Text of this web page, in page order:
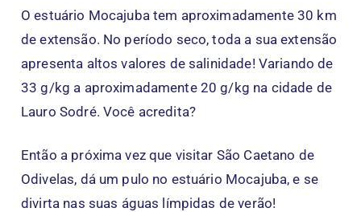
O estuário Mocajuba tem aproximadamente 30 km
de extensão. No período seco, toda a sua extensão
apresenta altos valores de salinidade! Variando de
33 g/kg a aproximadamente 20 g/kg na cidade de
Lauro Sodré. Você acredita?
Então a próxima vez que visitar São Caetano de
Odivelas, dá um pulo no estuário Mocajuba, e se
divirta nas suas águas límpidas de verão!